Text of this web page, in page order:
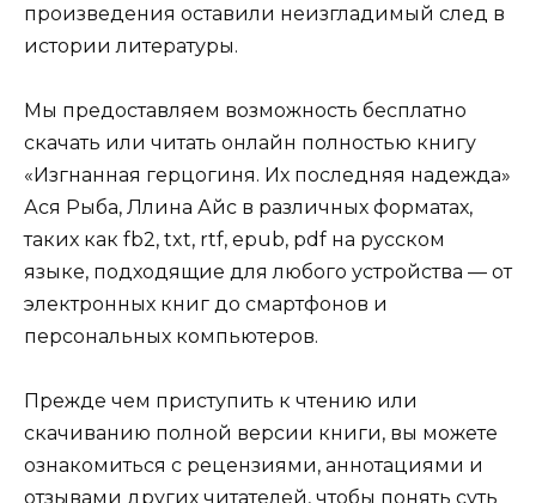
произведения оставили неизгладимый след в
истории литературы.
Мы предоставляем возможность бесплатно
скачать или читать онлайн полностью книгу
«Изгнанная герцогиня. Их последняя надежда»
Ася Рыба, Ллина Айс в различных форматах,
таких как fb2, txt, rtf, epub, pdf на русском
языке, подходящие для любого устройства — от
электронных книг до смартфонов и
персональных компьютеров.
Прежде чем приступить к чтению или
скачиванию полной версии книги, вы можете
ознакомиться с рецензиями, аннотациями и
отзывами других читателей, чтобы понять суть